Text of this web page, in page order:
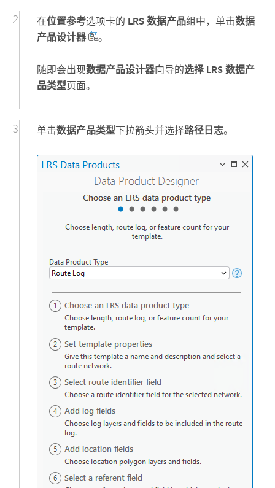
在位置参考选项卡的 LRS 数据产品组中，单击数据
产品设计器
。
随即会出现数据产品设计器向导的选择 LRS 数据产
品类型页面。
单击数据产品类型下拉箭头并选择路径日志。